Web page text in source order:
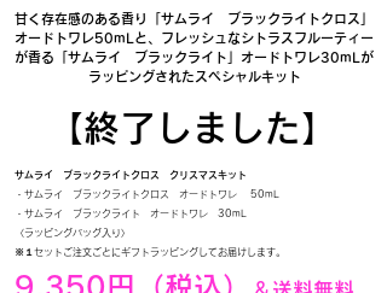
甘く存在感のある香り「サムライ ブラックライトクロス」
オードトワレ50mLと、フレッシュなシトラスフルーティー
が香る「サムライ ブラックライト」オードトワレ30mLが
ラッピングされたスペシャルキット
【終了しました】
サムライ ブラックライトクロス クリスマスキット
・サムライ ブラックライトクロス オードトワレ 50mL​
・サムライ ブラックライト オードトワレ 30mL​
〈ラッピングバッグ入り〉​
※１セットご注文ごとにギフトラッピングしてお届けします。